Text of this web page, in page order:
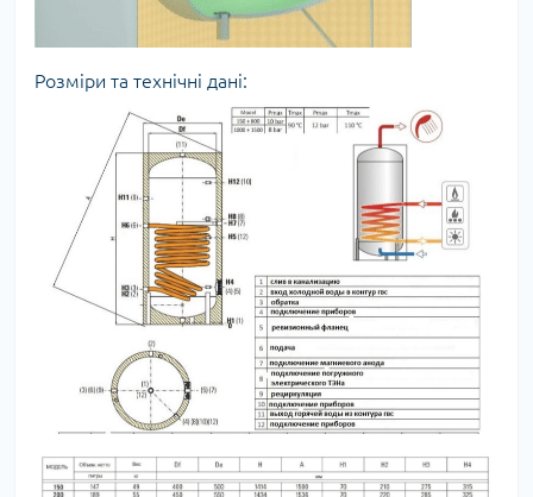
Розміри та технічні дані: